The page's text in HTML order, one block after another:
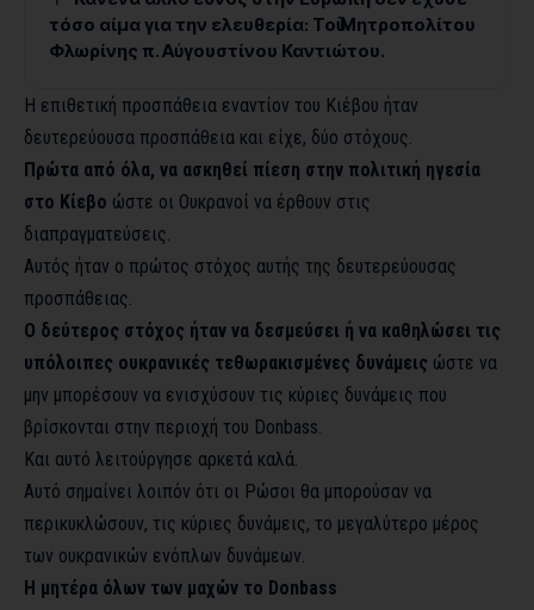
τόσο αίμα για την ελευθερία: Toῦ Μητροπολίτου
Φλωρίνης π. Αὐγουστίνου Καντιώτου.
Η επιθετική προσπάθεια εναντίον του Κιέβου ήταν
δευτερεύουσα προσπάθεια και είχε, δύο στόχους.
Πρώτα από όλα, να ασκηθεί πίεση στην πολιτική ηγεσία
στο Κίεβο ώστε οι Ουκρανοί να έρθουν στις
διαπραγματεύσεις.
Αυτός ήταν ο πρώτος στόχος αυτής της δευτερεύουσας
προσπάθειας.
Ο δεύτερος στόχος ήταν να δεσμεύσει ή να καθηλώσει τις
υπόλοιπες ουκρανικές τεθωρακισμένες δυνάμεις ώστε να
μην μπορέσουν να ενισχύσουν τις κύριες δυνάμεις που
βρίσκονται στην περιοχή του Donbass.
Και αυτό λειτούργησε αρκετά καλά.
Αυτό σημαίνει λοιπόν ότι οι Ρώσοι θα μπορούσαν να
περικυκλώσουν, τις κύριες δυνάμεις, το μεγαλύτερο μέρος
των ουκρανικών ενόπλων δυνάμεων.
Η μητέρα όλων των μαχών το Donbass